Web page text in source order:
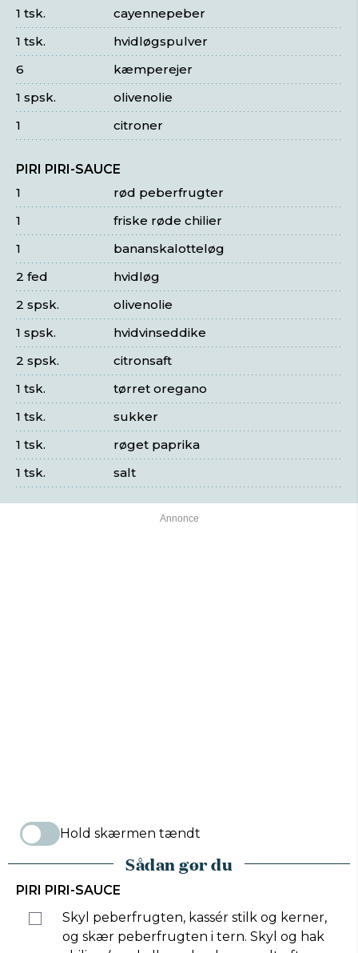
cayennepeber
1 tsk.
hvidløgspulver
1 tsk.
kæmperejer
6
olivenolie
1 spsk.
citroner
1
PIRI PIRI-SAUCE
rød peberfrugter
1
friske røde chilier
1
bananskalotteløg
1
hvidløg
2 fed
olivenolie
2 spsk.
hvidvinseddike
1 spsk.
citronsaft
2 spsk.
tørret oregano
1 tsk.
sukker
1 tsk.
røget paprika
1 tsk.
salt
1 tsk.
Hold skærmen tændt
Sådan gør du
PIRI PIRI-SAUCE
Skyl peberfrugten, kassér stilk og kerner,
og skær peberfrugten i tern. Skyl og hak